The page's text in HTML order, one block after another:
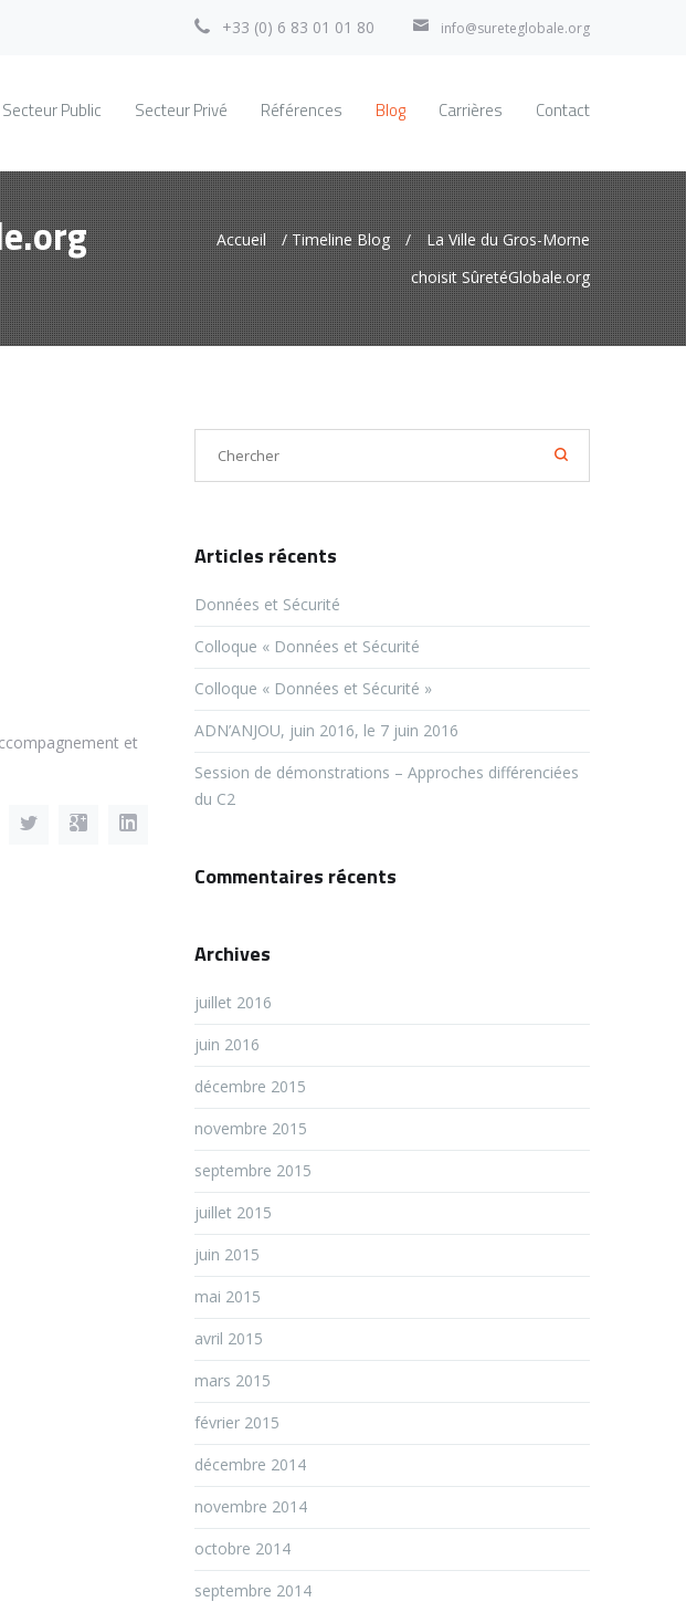
+33 (0) 6 83 01 01 80 info@sureteglobale.org
Secteur Public Secteur Privé Références Blog Carrières Contact
Accueil /Timeline Blog / La Ville du Gros-Morne
choisit SûretéGlobale.org
et
Articles récents
Données et Sécurité
Colloque « Données et Sécurité
Colloque « Données et Sécurité »
ADN’ANJOU, juin 2016, le 7 juin 2016
Session de démonstrations – Approches différenciées
du C2
Commentaires récents
Archives
juillet 2016
juin 2016
décembre 2015
novembre 2015
septembre 2015
juillet 2015
juin 2015
mai 2015
avril 2015
mars 2015
février 2015
décembre 2014
novembre 2014
octobre 2014
septembre 2014